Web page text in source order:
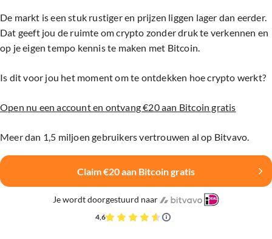
De markt is een stuk rustiger en prijzen liggen lager dan eerder.
Dat geeft jou de ruimte om crypto zonder druk te verkennen en
op je eigen tempo kennis te maken met Bitcoin.
Is dit voor jou het moment om te ontdekken hoe crypto werkt?
Open nu een account en ontvang €20 aan Bitcoin gratis
Meer dan 1,5 miljoen gebruikers vertrouwen al op Bitvavo.
Claim €20 aan Bitcoin gratis
Je wordt doorgestuurd naar
4,6